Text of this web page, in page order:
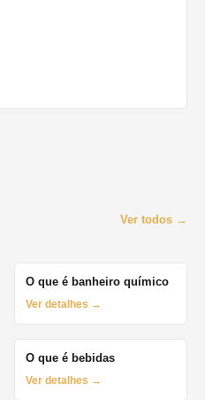
Ver todos →
O que é banheiro químico
Ver detalhes →
O que é bebidas
Ver detalhes →